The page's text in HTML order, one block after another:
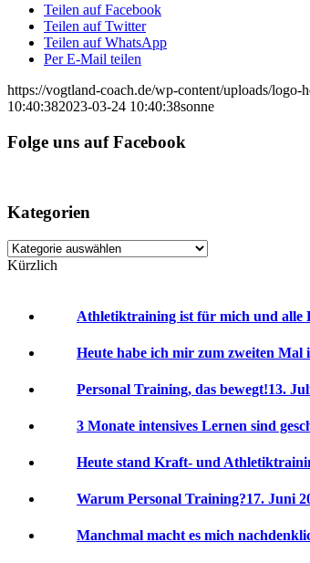
Teilen auf Facebook
Teilen auf Twitter
Teilen auf WhatsApp
Per E-Mail teilen
https://vogtland-coach.de/wp-content/uploads/logo-
10:40:382023-03-24 10:40:38sonne
Folge uns auf Facebook
Kategorien
Kategorien
Kürzlich
Athletiktraining ist für mich und alle
Heute habe ich mir zum zweiten Mal
Personal Training, das bewegt!13.
3 Monate intensives Lernen sind
Heute stand Kraft- und
Warum Personal Training?17. Juni
Manchmal macht es mich